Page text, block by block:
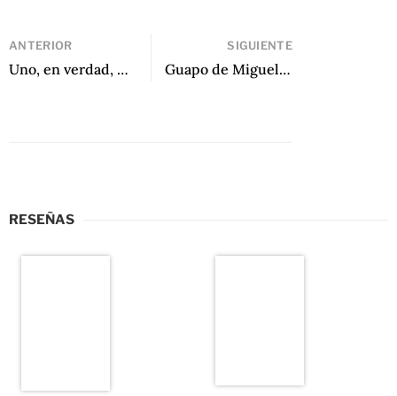
ANTERIOR
Uno, en verdad, hace lo que puede de Arturo Gutiérrez Plaza
SIGUIENTE
Guapo de Miguel Yarull
RESEÑAS